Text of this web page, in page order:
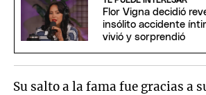
Flor Vigna decidió
insólito accidente
vivió y sorprendió
Su salto a la fama fue gracias a